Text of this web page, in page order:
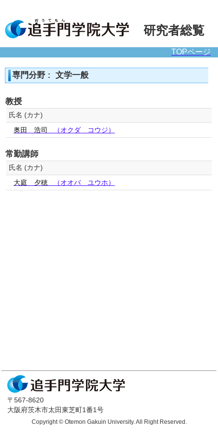
研究者総覧
TOPページ
専門分野 : 文学一般
教授
氏名 (カナ)
奥田 浩司 （オクダ コウジ）
常勤講師
氏名 (カナ)
大庭 夕穂 （オオバ ユウホ）
〒567-8620
大阪府茨木市太田東芝町1番1号
Copyright © Otemon Gakuin University. All Right Reserved.